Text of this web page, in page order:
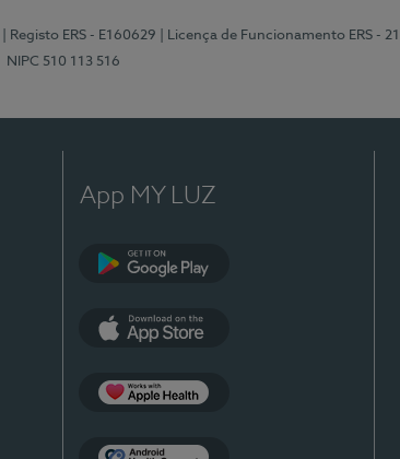
| Registo ERS - E160629 | Licença de Funcionamento ERS -
NIPC 510 113 516
App MY LUZ